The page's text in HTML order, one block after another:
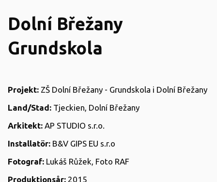
Dolní Břežany
Grundskola
Projekt: ZŠ Dolní Břežany - Grundskola i Dolní Břežany
Land/Stad: Tjeckien, Dolní Břežany
Arkitekt: AP STUDIO s.r.o.
Installatör: B&V GIPS EU s.r.o
Fotograf: Lukáš Růžek, Foto RAF
Produktionsår: 2015